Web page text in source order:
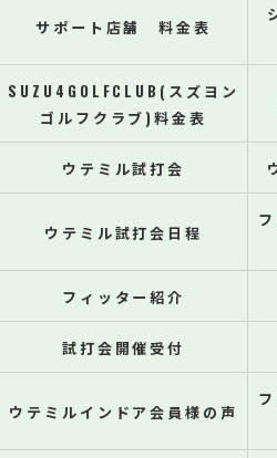
サポート店舗 料金表
SUZU4GOLFCLUB(スズヨン
ゴルフクラブ)料金表
ウテミル試打会
ウテミル試打会日程
フィッター紹介
試打会開催受付
ウテミルインドア会員様の声